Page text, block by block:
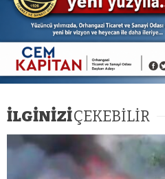
İLGİNİZİÇEKEBİLİR